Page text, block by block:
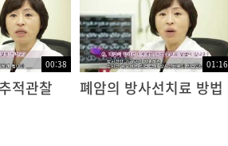
00:38
적관찰
01:16
폐암의 방사선치료 방법